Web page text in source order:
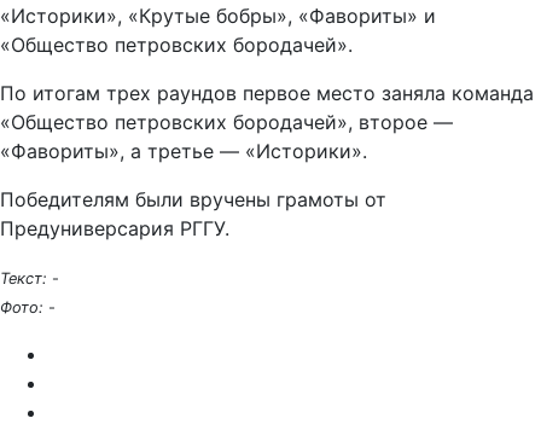
«Историки», «Крутые бобры», «Фавориты» и
«Общество петровских бородачей».
По итогам трех раундов первое место заняла команда
«Общество петровских бородачей», второе —
«Фавориты», а третье — «Историки».
Победителям были вручены грамоты от
Предуниверсария РГГУ.
Текст: -
Фото: -